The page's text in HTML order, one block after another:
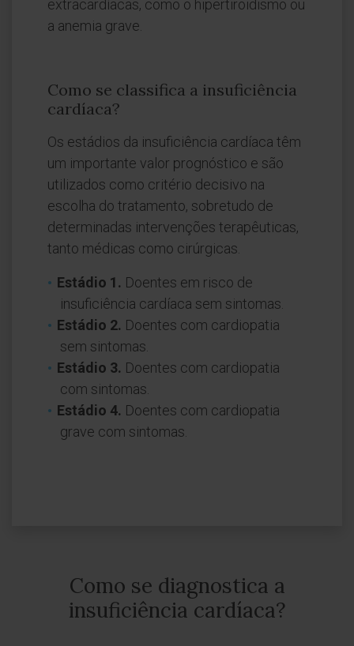
extracardíacas, como o hipertiroidismo ou
a anemia grave.
Como se classifica a insuficiência
cardíaca?
Os estádios da insuficiência cardíaca têm
um importante valor prognóstico e são
utilizados como critério decisivo na
escolha do tratamento, sobretudo de
determinadas intervenções terapêuticas,
tanto médicas como cirúrgicas.
Estádio 1. Doentes em risco de
insuficiência cardíaca sem sintomas.
Estádio 2. Doentes com cardiopatia
sem sintomas.
Estádio 3. Doentes com cardiopatia
com sintomas.
Estádio 4. Doentes com cardiopatia
grave com sintomas.
Como se diagnostica a
insuficiência cardíaca?